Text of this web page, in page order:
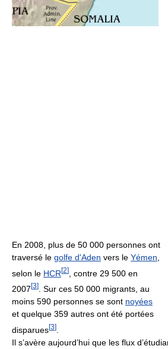
En 2008, plus de 50 000 personnes ont
traversé le golfe d'Aden vers le Yémen
selon le HCR[2]
, contre 29 500 en
2007 [3]
. Sur ces 50 000 migrants, au
moins 590 personnes se sont noyées
et quelque 359 autres ont été portées
disparues[3]
Il s’avère aujourd’hui que les flux